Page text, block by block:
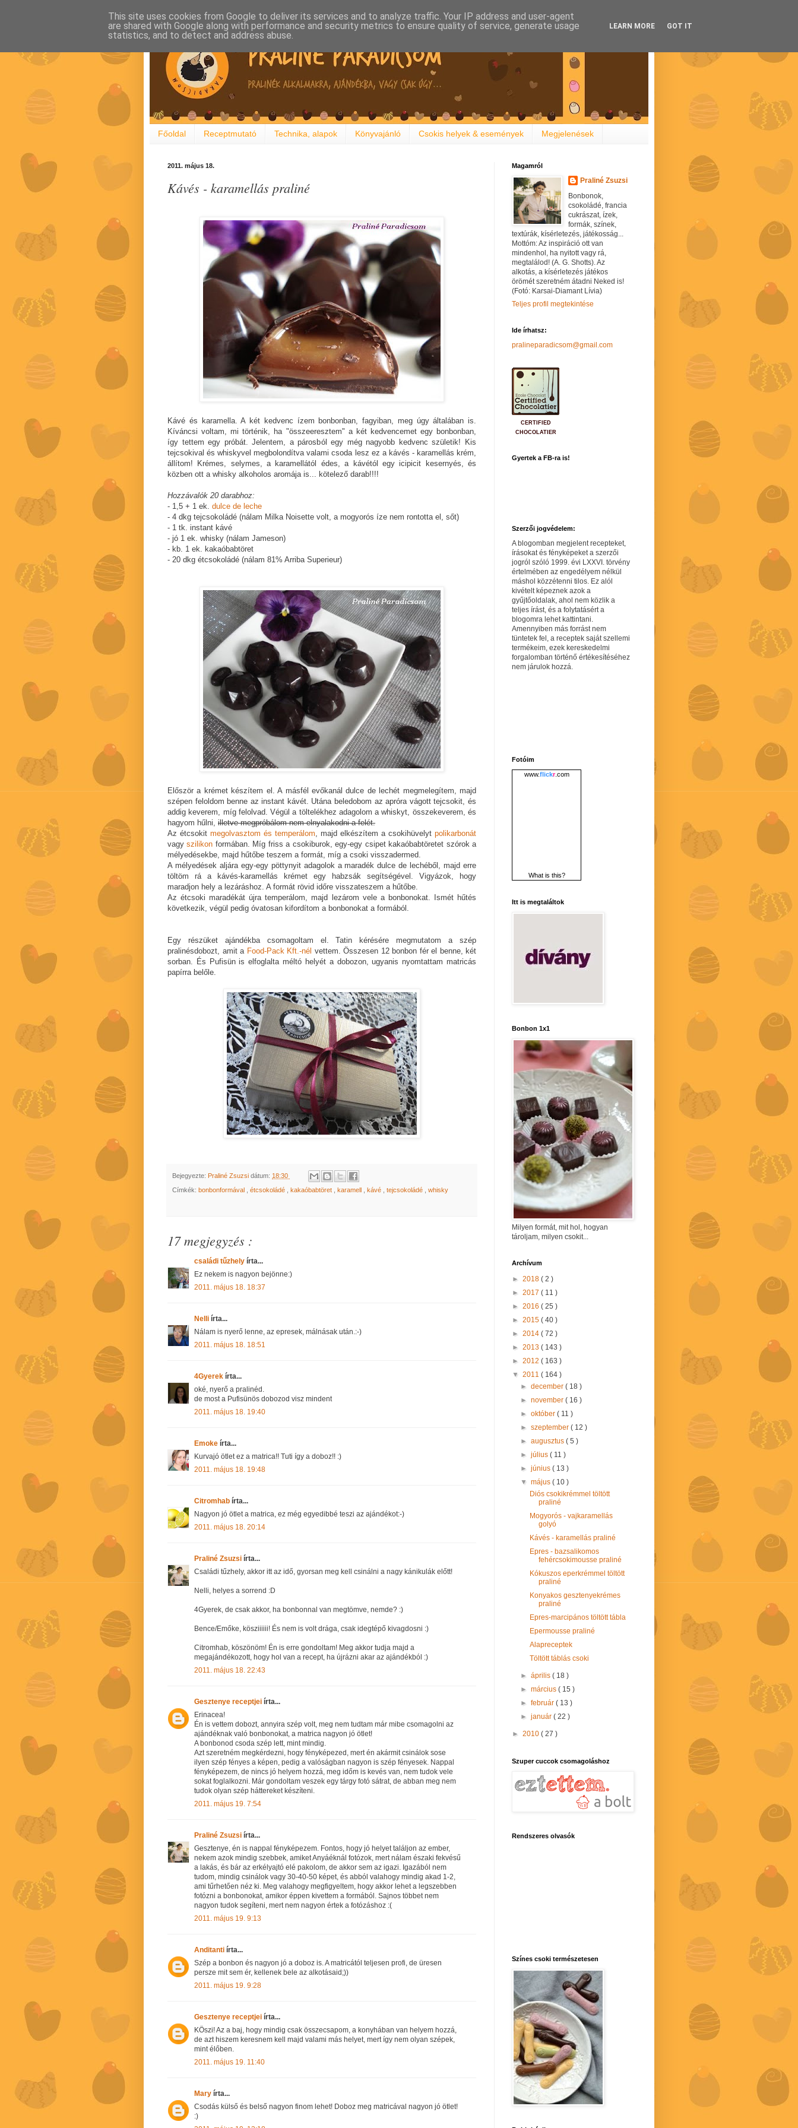
Főoldal Receptmutató Technika, alapok Könyvajánló Csokis helyek & események Megjelenések
2011. május 18.
Kávés - karamellás praliné
Kávé és karamella. A két kedvenc ízem bonbonban, fagyiban, meg úgy általában is.
Kíváncsi voltam, mi történik, ha "összeeresztem" a két kedvencemet egy bonbonban,
így tettem egy próbát. Jelentem, a párosból egy még nagyobb kedvenc születik! Kis
tejcsokival és whiskyvel megbolondítva valami csoda lesz ez a kávés - karamellás krém,
állítom! Krémes, selymes, a karamellától édes, a kávétól egy icipicit kesernyés, és
közben ott a whisky alkoholos aromája is... kötelező darab!!!!
Hozzávalók 20 darabhoz:
- 1,5 + 1 ek. dulce de leche
- 4 dkg tejcsokoládé (nálam Milka Noisette volt, a mogyorós íze nem rontotta el, sőt)
- 1 tk. instant kávé
- jó 1 ek. whisky (nálam Jameson)
- kb. 1 ek. kakaóbabtöret
- 20 dkg étcsokoládé (nálam 81% Arriba Superieur)
Először a krémet készítem el. A másfél evőkanál dulce de lechét megmelegítem, majd
szépen feloldom benne az instant kávét. Utána beledobom az apróra vágott tejcsokit, és
addig keverem, míg felolvad. Végül a töltelékhez adagolom a whiskyt, összekeverem, és
hagyom hűlni, illetve megpróbálom nem elnyalakodni a felét.
Az étcsokit megolvasztom és temperálom, majd elkészítem a csokihüvelyt polikarbonát
vagyszilikon formában. Míg friss a csokiburok, egy-egy csipet kakaóbabtöretet szórok a
mélyedésekbe, majd hűtőbe teszem a formát, míg a csoki visszadermed.
A mélyedések aljára egy-egy pöttynyit adagolok a maradék dulce de lechéből, majd erre
töltöm rá a kávés-karamellás krémet egy habzsák segítségével. Vigyázok, hogy
maradjon hely a lezáráshoz. A formát rövid időre visszateszem a hűtőbe.
Az étcsoki maradékát újra temperálom, majd lezárom vele a bonbonokat. Ismét hűtés
következik, végül pedig óvatosan kifordítom a bonbonokat a formából.
Egy részüket ajándékba csomagoltam el. Tatin kérésére megmutatom a szép
pralinésdobozt, amit a Food-Pack Kft.-nél vettem. Összesen 12 bonbon fér el benne, két
sorban. És Pufisün is elfoglalta méltó helyét a dobozon, ugyanis nyomtattam matricás
papírra belőle.
Bejegyezte: Praliné Zsuzsi dátum: 18:30
Címkék: bonbonformával étcsokoládé kakaóbabtöret karamell kávé tejcsokoládé whisky
17 megjegyzés :
családi tűzhely írta...
Ez nekem is nagyon bejönne:)
2011. május 18. 18:37
Nelli írta...
Nálam is nyerő lenne, az epresek, málnásak után.:-)
2011. május 18. 18:51
4Gyerek írta...
oké, nyerő a pralinéd.
de most a Pufisünös dobozod visz mindent
2011. május 18. 19:40
Emoke írta...
Kurvajó ötlet ez a matrica!! Tuti így a doboz!! :)
2011. május 18. 19:48
Citromhab írta...
Nagyon jó ötlet a matrica, ez még egyedibbé teszi az ajándékot:-)
2011. május 18. 20:14
Praliné Zsuzsi írta...
Családi tűzhely, akkor itt az idő, gyorsan meg kell csinálni a nagy kánikulák előtt!
Nelli, helyes a sorrend :D
4Gyerek, de csak akkor, ha bonbonnal van megtömve, nemde? :)
Bence/Emőke, kösziiiiii! És nem is volt drága, csak idegtépő kivagdosni :)
Citromhab, köszönöm! Én is erre gondoltam! Meg akkor tudja majd a
megajándékozott, hogy hol van a recept, ha újrázni akar az ajándékból :)
2011. május 18. 22:43
Gesztenye receptjei írta...
Erinacea!
Én is vettem dobozt, annyira szép volt, meg nem tudtam már mibe csomagolni az
ajándéknak való bonbonokat, a matrica nagyon jó ötlet!
A bonbonod csoda szép lett, mint mindig.
Azt szeretném megkérdezni, hogy fényképezed, mert én akármit csinálok sose
ilyen szép fényes a képen, pedig a valóságban nagyon is szép fényesek. Nappal
fényképezem, de nincs jó helyem hozzá, meg időm is kevés van, nem tudok vele
sokat foglalkozni. Már gondoltam veszek egy tárgy fotó sátrat, de abban meg nem
tudok olyan szép háttereket készíteni.
2011. május 19. 7:54
Praliné Zsuzsi írta...
Gesztenye, én is nappal fényképezem. Fontos, hogy jó helyet találjon az ember,
nekem azok mindig szebbek, amiket Anyáéknál fotózok, mert nálam északi fekvésű
a lakás, és bár az erkélyajtó elé pakolom, de akkor sem az igazi. Igazából nem
tudom, mindig csinálok vagy 30-40-50 képet, és abból valahogy mindig akad 1-2,
ami tűrhetően néz ki. Meg valahogy megfigyeltem, hogy akkor lehet a legszebben
fotózni a bonbonokat, amikor éppen kivettem a formából. Sajnos többet nem
nagyon tudok segíteni, mert nem nagyon értek a fotózáshoz :(
2011. május 19. 9:13
Anditanti írta...
Szép a bonbon és nagyon jó a doboz is. A matricától teljesen profi, de üresen
persze mit sem ér, kellenek bele az alkotásaid;))
2011. május 19. 9:28
Gesztenye receptjei írta...
KÖszi! Az a baj, hogy mindig csak összecsapom, a konyhában van helyem hozzá,
de azt hiszem keresnem kell majd valami más helyet, mert így nem olyan szépek,
mint élőben.
2011. május 19. 11:40
Mary írta...
Csodás külső és belső nagyon finom lehet! Doboz meg matricával nagyon jó ötlet!
:)
Magamról
Praliné Zsuzsi
Bonbonok,
csokoládé, francia
cukrászat, ízek,
formák, színek,
textúrák, kísérletezés, játékosság...
Mottóm: Az inspiráció ott van
mindenhol, ha nyitott vagy rá,
megtalálod! (A. G. Shotts). Az
alkotás, a kísérletezés játékos
örömét szeretném átadni Neked is!
(Fotó: Karsai-Diamant Lívia)
Teljes profil megtekintése
Ide írhatsz:
pralineparadicsom@gmail.com
CERTIFIED
CHOCOLATIER
Gyertek a FB-ra is!
Szerzői jogvédelem:
A blogomban megjelent recepteket,
írásokat és fényképeket a szerzői
jogról szóló 1999. évi LXXVI. törvény
értelmében az engedélyem nélkül
máshol közzétenni tilos. Ez alól
kivételt képeznek azok a
gyűjtőoldalak, ahol nem közlik a
teljes írást, és a folytatásért a
blogomra lehet kattintani.
Amennyiben más forrást nem
tüntetek fel, a receptek saját szellemi
termékeim, ezek kereskedelmi
forgalomban történő értékesítéséhez
nem járulok hozzá.
Fotóim
www.flickr.com
What is this?
Itt is megtaláltok
Bonbon 1x1
Milyen formát, mit hol, hogyan
tároljam, milyen csokit...
Archívum
► 2018 ( 2 )
► 2017 ( 11 )
► 2016 ( 25 )
► 2015 ( 40 )
► 2014 ( 72 )
► 2013 ( 143 )
► 2012 ( 163 )
▼ 2011 ( 164 )
►december( 18 )
►november( 16 )
►október( 11 )
►szeptember( 12 )
►augusztus( 5 )
►július( 11 )
►június( 13 )
▼május( 10 )
Diós csokikrémmel töltött
praliné
Mogyorós - vajkaramellás
golyó
Kávés - karamellás praliné
Epres - bazsalikomos
fehércsokimousse praliné
Kókuszos eperkrémmel töltött
praliné
Konyakos gesztenyekrémes
praliné
Epres-marcipános töltött tábla
Epermousse praliné
Alapreceptek
Töltött táblás csoki
►április( 18 )
►március( 15 )
►február( 13 )
►január( 22 )
► 2010 ( 27 )
Szuper cuccok csomagoláshoz
Rendszeres olvasók
Színes csoki természetesen
This site uses cookies from Google to deliver its services and to analyze traffic. Your IP address and user-agent
are shared with Google along with performance and security metrics to ensure quality of service, generate usage
statistics, and to detect and address abuse.
LEARN MORE GOT IT